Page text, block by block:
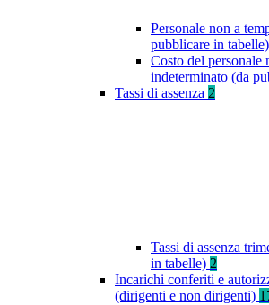
Personale non a
pubblicare in tabelle)
Costo del personale
indeterminato (da
Tassi di assenza 2
Tassi di assenza
in tabelle) 2
Incarichi conferiti e
(dirigenti e non dirigenti)